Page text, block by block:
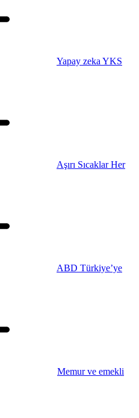
Yapay zeka YKS
Aşırı Sıcaklar Her
ABD Türkiye’ye
Memur ve emekli